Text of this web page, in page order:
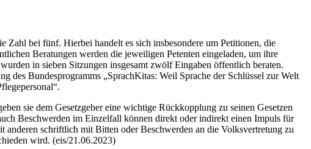
bei fünf. Hierbei handelt es sich insbesondere um Petitionen, die
Beratungen werden die jeweiligen Petenten eingeladen, um ihre
in sieben Sitzungen insgesamt zwölf Eingaben öffentlich beraten.
Bundesprogramms „SprachKitas: Weil Sprache der Schlüssel zur Welt
sie dem Gesetzgeber eine wichtige Rückkopplung zu seinen Gesetzen
Beschwerden im Einzelfall können direkt oder indirekt einen Impuls für
anderen schriftlich mit Bitten oder Beschwerden an die Volksvertretung zu
wird. (eis/21.06.2023)